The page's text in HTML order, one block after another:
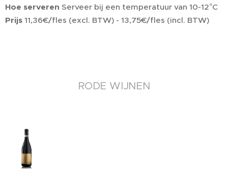
Hoe serveren Serveer bij een temperatuur van 10-12°C
Prijs 11,36€/fles (excl. BTW) - 13,75€/fles (incl. BTW)
RODE WIJNEN